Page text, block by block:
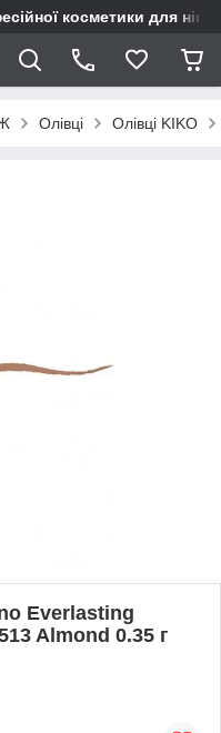
косметики для
Олівці Олівці KIKO
Everlasting
Almond 0.35 г